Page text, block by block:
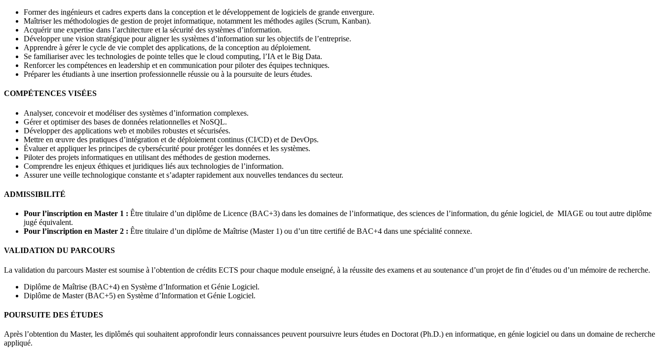
Former des ingénieurs et cadres experts dans la conception et le développement de logiciels de grande envergure.
Maîtriser les méthodologies de gestion de projet informatique, notamment les méthodes agiles (Scrum, Kanban).
Acquérir une expertise dans l’architecture et la sécurité des systèmes d’information.
Développer une vision stratégique pour aligner les systèmes d’information sur les objectifs de l’entreprise.
Apprendre à gérer le cycle de vie complet des applications, de la conception au déploiement.
Se familiariser avec les technologies de pointe telles que le cloud computing, l’IA et le Big Data.
Renforcer les compétences en leadership et en communication pour piloter des équipes techniques.
Préparer les étudiants à une insertion professionnelle réussie ou à la poursuite de leurs études.
COMPÉTENCES VISÉES
Analyser, concevoir et modéliser des systèmes d’information complexes.
Gérer et optimiser des bases de données relationnelles et NoSQL.
Développer des applications web et mobiles robustes et sécurisées.
Mettre en œuvre des pratiques d’intégration et de déploiement continus (CI/CD) et de DevOps.
Évaluer et appliquer les principes de cybersécurité pour protéger les données et les systèmes.
Piloter des projets informatiques en utilisant des méthodes de gestion modernes.
Comprendre les enjeux éthiques et juridiques liés aux technologies de l’information.
Assurer une veille technologique constante et s’adapter rapidement aux nouvelles tendances du secteur.
ADMISSIBILITÉ
Pour l’inscription en Master 1 : Être titulaire d’un diplôme de Licence (BAC+3) dans les domaines de l’informatique, des sciences de l’information, du génie logiciel, de MIAGE ou tout autre diplôme
jugé équivalent.
Pour l’inscription en Master 2 : Être titulaire d’un diplôme de Maîtrise (Master 1) ou d’un titre certifié de BAC+4 dans une spécialité connexe.
VALIDATION DU PARCOURS
La validation du parcours Master est soumise à l’obtention de crédits ECTS pour chaque module enseigné, à la réussite des examens et au soutenance d’un projet de fin d’études ou d’un mémoire de recherche.
Diplôme de Maîtrise (BAC+4) en Système d’Information et Génie Logiciel.
Diplôme de Master (BAC+5) en Système d’Information et Génie Logiciel.
POURSUITE DES ÉTUDES
Après l’obtention du Master, les diplômés qui souhaitent approfondir leurs connaissances peuvent poursuivre leurs études en Doctorat (Ph.D.) en informatique, en génie logiciel ou dans un domaine de recherche
appliqué.